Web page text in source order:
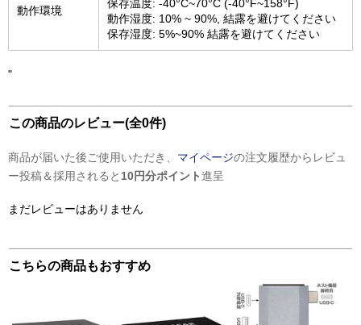
動作環境
保存温度: -40°C~70°C (-40°F~158°F)
動作湿度: 10% ~ 90%, 結露を避けてください
保存湿度: 5%~90% 結露を避けてください
"
この商品のレビュー(全0件)
商品が届いた後ご使用いただき、 マイページの注文履歴からレビュ
ー投稿＆採用されると 10円分ポイント進呈
まだレビューはありません
こちらの商品もおすすめ